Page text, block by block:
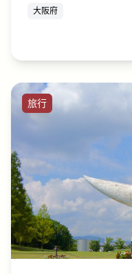
大阪府
旅行